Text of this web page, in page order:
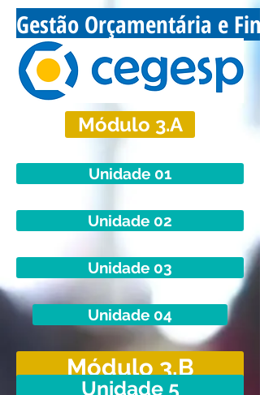
Gestão Orçamentária e
Módulo 3.A
Unidade 01
Unidade 02
Unidade 03
Unidade 04
Módulo 3.B
Unidade 5